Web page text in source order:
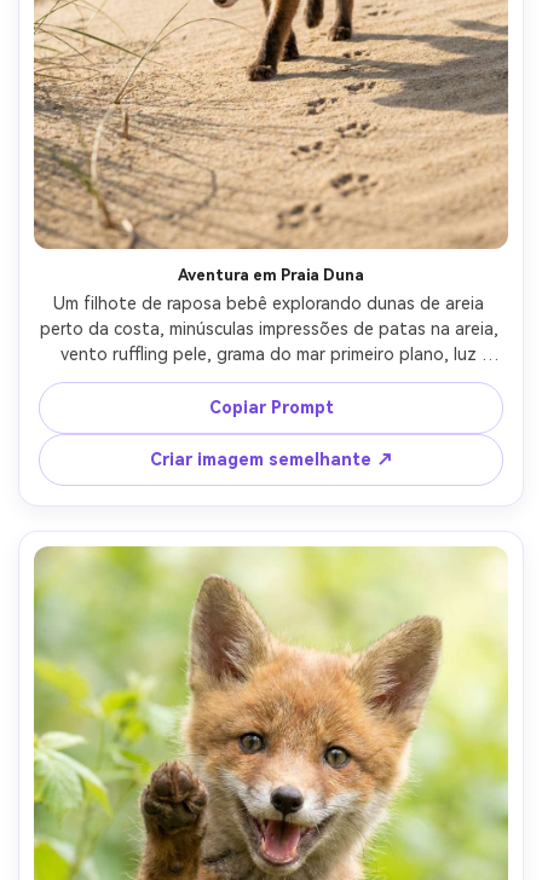
Aventura em Praia Duna
Um filhote de raposa bebê explorando dunas de areia
perto da costa, minúsculas impressões de patas na areia,
vento ruffling pele, grama do mar primeiro plano, luz
costeira brilhante mas suave, tirado em Canon R5 com
50mm, ângulo baixo, foco nítido nos olhos, classificação
de cores naturais, fotografia de estilo de vida selvagem
fotorealista-AR 4:5
Copiar Prompt
Criar imagem semelhante ↗